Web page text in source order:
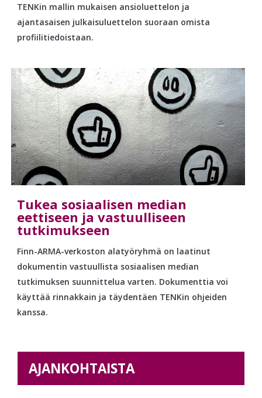
TENKin mallin mukaisen ansioluettelon ja
ajantasaisen julkaisuluettelon suoraan omista
profiilitiedoistaan.
Tukea sosiaalisen median
eettiseen ja vastuulliseen
tutkimukseen
Finn-ARMA-verkoston alatyöryhmä on laatinut
dokumentin vastuullista sosiaalisen median
tutkimuksen suunnittelua varten. Dokumenttia voi
käyttää rinnakkain ja täydentäen TENKin ohjeiden
kanssa.
AJANKOHTAISTA